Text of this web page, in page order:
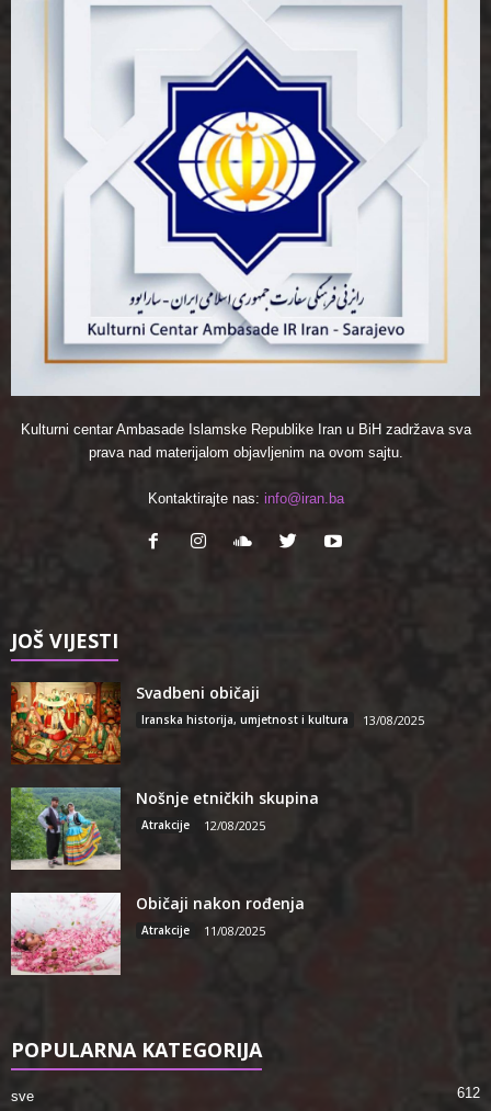
Kulturni centar Ambasade Islamske Republike Iran u BiH zadržava sva
prava nad materijalom objavljenim na ovom sajtu.
Kontaktirajte nas: info@iran.ba
JOŠ VIJESTI
Svadbeni običaji
Iranska historija, umjetnost i kultura 13/08/2025
Nošnje etničkih skupina
Atrakcije 12/08/2025
Običaji nakon rođenja
Atrakcije 11/08/2025
POPULARNA KATEGORIJA
sve 612